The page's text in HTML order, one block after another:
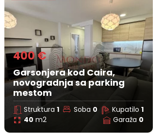
400 €
Garsonjera kod Caira,
novogradnja sa parking
mestom
Struktura1 Soba 0 Kupatilo1
40 m2 Garaža 0